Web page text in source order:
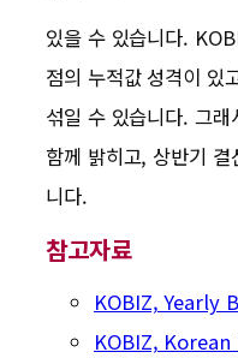
있을 수 있습니다.
점의 누적값 성격이 있
섞일 수 있습니다. 그
함께 밝히고, 상반기
니다.
참고자료
KOBIZ, Yearly
KOBIZ,